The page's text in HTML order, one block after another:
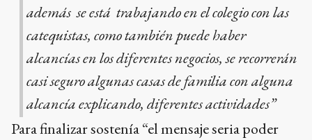
además se está trabajando en el colegio con las
catequistas, como también puede haber
alcancías en los diferentes negocios, se recorrerán
casi seguro algunas casas de familia con alguna
alcancía explicando, diferentes actividades”
Para finalizar sostenía “el mensaje seria poder